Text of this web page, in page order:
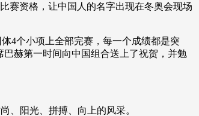
赛资格，让中国人的名字出现在冬奥会现场
4个小项上全部完赛，每一个成绩都是突
赫第一时间向中国组合送上了祝贺，并勉
阳光、拼搏、向上的风采。